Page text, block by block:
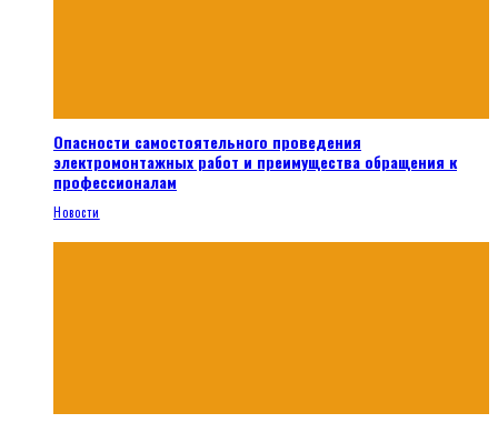
Опасности самостоятельного проведения
электромонтажных работ и преимущества обращения к
профессионалам
Новости